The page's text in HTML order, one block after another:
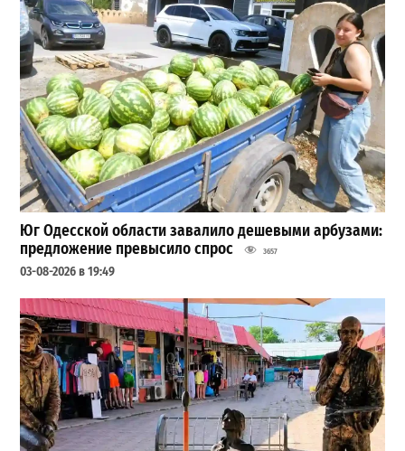
Юг Одесской области завалило дешевыми арбузами:
предложение превысило спрос
3657
03-08-2026 в 19:49